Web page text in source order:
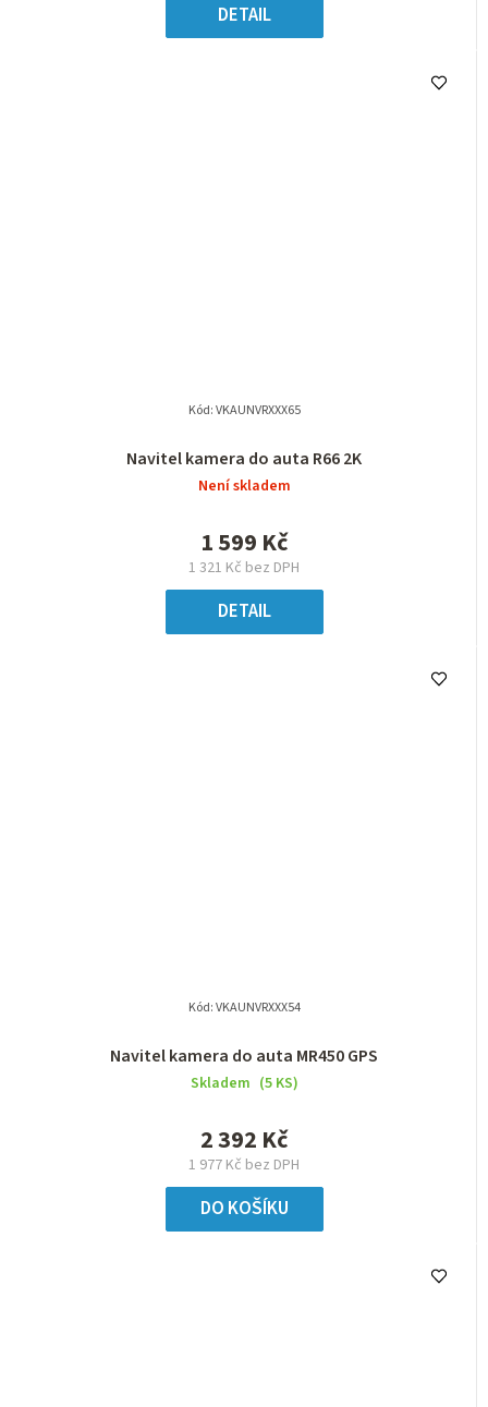
DETAIL
Navitel kamera do auta R66 2K
Není skladem
1 321 Kč bez DPH
1 599 Kč
DETAIL
Kód:VKAUNVRXXX65
Navitel kamera do auta MR450 GPS
Skladem (5 KS)
1 977 Kč bez DPH
2 392 Kč
DO KOŠÍKU
Kód:VKAUNVRXXX54